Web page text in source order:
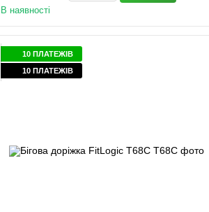
В наявності
10 ПЛАТЕЖІВ
10 ПЛАТЕЖІВ